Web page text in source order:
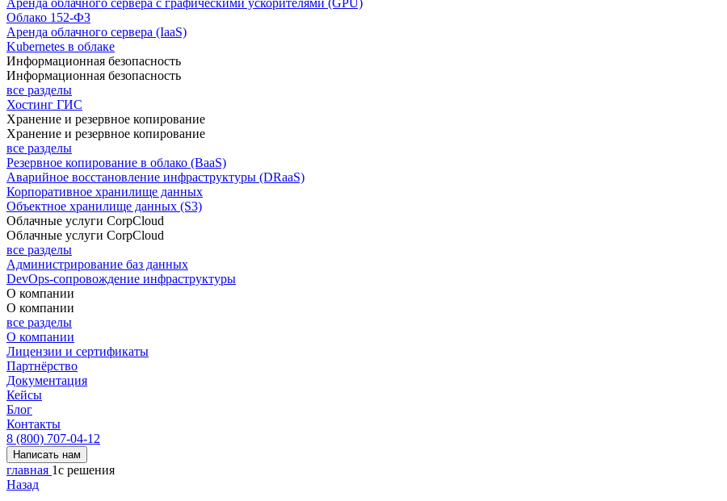
Аренда облачного сервера с графическими ускорителями (GPU)
Облако 152-ФЗ
Аренда облачного сервера (IaaS)
Kubernetes в облаке
Информационная безопасность
Информационная безопасность
все разделы
Хостинг ГИС
Хранение и резервное копирование
Хранение и резервное копирование
все разделы
Резервное копирование в облако (BaaS)
Аварийное восстановление инфраструктуры (DRaaS)
Корпоративное хранилище данных
Объектное хранилище данных (S3)
Облачные услуги CorpCloud
Облачные услуги CorpCloud
все разделы
Администрирование баз данных
DevOps-сопровождение инфраструктуры
О компании
О компании
все разделы
О компании
Лицензии и сертификаты
Партнёрство
Документация
Кейсы
Блог
Контакты
8 (800) 707-04-12
Написать нам
главная 1с решения
Назад